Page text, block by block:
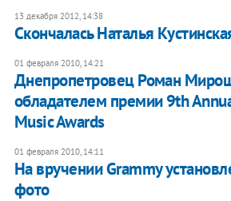
13 декабря 2012, 14:38
Cкончалась Наталья
01 февраля 2010, 14:21
Днепропетровец Роман
обладателем премии 9th
Music Awards
01 февраля 2010, 14:11
На вручении Grammy
фото